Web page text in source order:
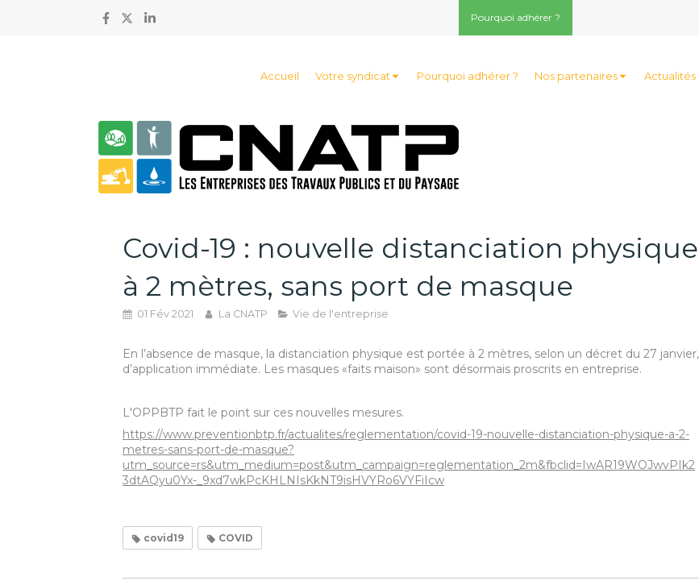
Pourquoi adhérer ?
Accueil Votre syndicat Pourquoi adhérer ? Nos partenaires Actualités
Covid-19 : nouvelle distanciation physique
à 2 mètres, sans port de masque
01 Fév 2021 La CNATP Vie de l'entreprise
En l’absence de masque, la distanciation physique est portée à 2 mètres, selon un décret du 27 janvier,
d’application immédiate. Les masques «faits maison» sont désormais proscrits en entreprise.
L'OPPBTP fait le point sur ces nouvelles mesures.
https://www.preventionbtp.fr/actualites/reglementation/covid-19-nouvelle-distanciation-physique-a-2-
metres-sans-port-de-masque?
utm_source=rs&utm_medium=post&utm_campaign=reglementation_2m&fbclid=IwAR19WOJwvPIk2
3dtAQyu0Yx-_9xd7wkPcKHLNIsKkNT9isHVYRo6VYFiIcw
covid19 COVID